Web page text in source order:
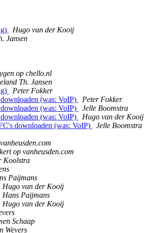
Hugo van der Kooij
Jansen
op chello.nl
Th. Jansen
Peter Fokker
(was: VoIP)
Peter Fokker
(was: VoIP)
Jelle Boomstra
(was: VoIP)
Hugo van der Kooij
downloaden (was: VoIP)
Jelle Boomstra
op vanheusden.com
Koolstra
Paijmans
Hugo van der Kooij
Hans Paijmans
Hugo van der Kooij
Schaap
Wevers